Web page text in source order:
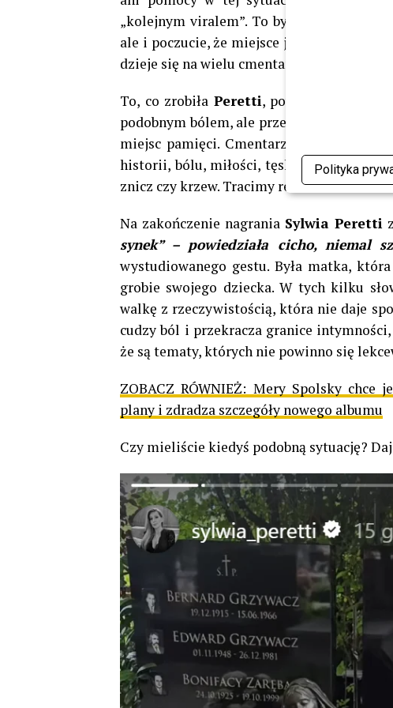
Polityka
„kolejnym viralem”. To była forma
ale i poczucie, że miejsce jego spoczynku
dzieje się na wielu cmentarzach w Polsce.
To, co zrobiła Peretti, powinno być
podobnym bólem, ale przede wszystkim
miejsc pamięci. Cmentarze nie są tylko
historii, bólu, miłości, tęsknoty. Kiedy
znicz czy krzew. Tracimy resztki zaufania
Na zakończenie nagrania Sylwia Peretti
synek” – powiedziała cicho, niemal
wystudiowanego gestu. Była matka,
grobie swojego dziecka. W tych kilku
walkę z rzeczywistością, która nie daje
cudzy ból i przekracza granice
że są tematy, których nie powinno się
ZOBACZ RÓWNIEŻ: Mery Spolsky chce
plany i zdradza szczegóły nowego albumu
Czy mieliście kiedyś podobną sytuację?